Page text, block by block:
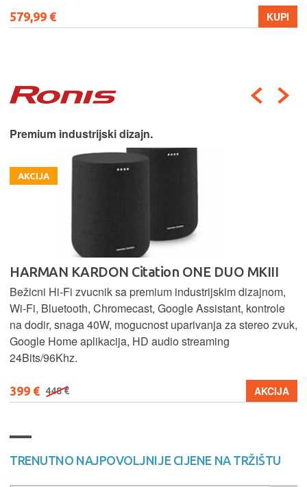
579,99 € KUPI
Premium industrijski dizajn.
AKCIJA
HARMAN KARDON Citation ONE DUO MKIII
Bežicni Hi-Fi zvucnik sa premium industrijskim dizajnom,
Wi-Fi, Bluetooth, Chromecast, Google Assistant, kontrole
na dodir, snaga 40W, mogucnost uparivanja za stereo zvuk,
Google Home aplikacija, HD audio streaming
24Bits/96Khz.
399 € 448 € AKCIJA
TRENUTNO NAJPOVOLJNIJE CIJENE NA TRŽIŠTU